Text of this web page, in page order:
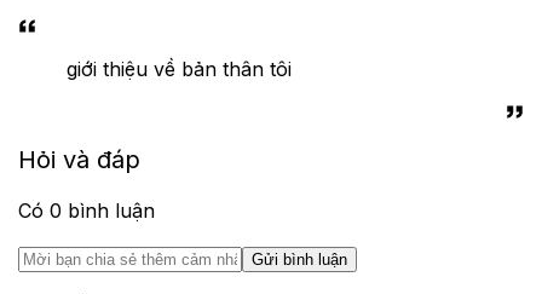
giới thiệu về bản thân tôi
Hỏi và đáp
Có 0 bình luận
Gửi bình luận